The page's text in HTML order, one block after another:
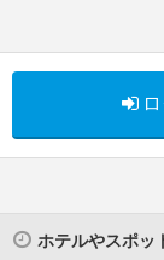
ホテルやスポッ